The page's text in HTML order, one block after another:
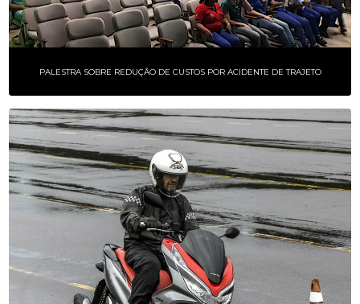
PALESTRA SOBRE REDUÇÃO DE CUSTOS POR ACIDENTE DE TRAJETO